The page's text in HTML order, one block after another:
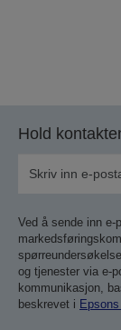
Hold
Ved å sende inn
og tjenester via e-
kommunikasjon,
beskrevet i